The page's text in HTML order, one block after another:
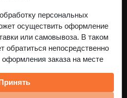
персональных
осуществить оформление
или самовывоза. В таком
обратиться непосредственно
заказа на месте